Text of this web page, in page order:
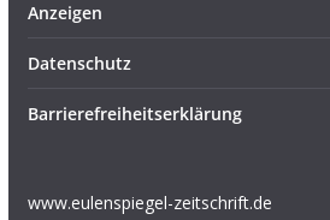
Anzeigen
Datenschutz
Barrierefreiheitserklärung
www.eulenspiegel-zeitschrift.de